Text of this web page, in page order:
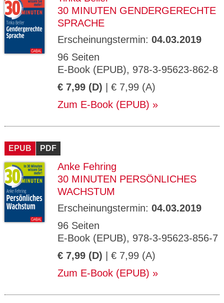
30 MINUTEN GENDERGERECHTE
SPRACHE
Erscheinungstermin: 04.03.2019
96 Seiten
E-Book (EPUB), 978-3-95623-862-8
€ 7,99 (D) | € 7,99 (A)
Zum E-Book (EPUB)
EPUB PDF
Anke Fehring
30 MINUTEN PERSÖNLICHES
WACHSTUM
Erscheinungstermin: 04.03.2019
96 Seiten
E-Book (EPUB), 978-3-95623-856-7
€ 7,99 (D) | € 7,99 (A)
Zum E-Book (EPUB)